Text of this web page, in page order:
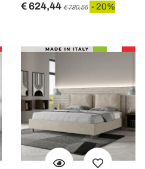
€ 624,44 € 780,55 - 20%